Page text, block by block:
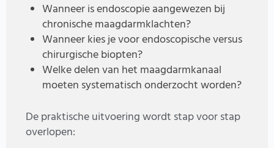
Wanneer is endoscopie aangewezen bij
chronische maagdarmklachten?
Wanneer kies je voor endoscopische versus
chirurgische biopten?
Welke delen van het maagdarmkanaal
moeten systematisch onderzocht worden?
De praktische uitvoering wordt stap voor stap
overlopen: